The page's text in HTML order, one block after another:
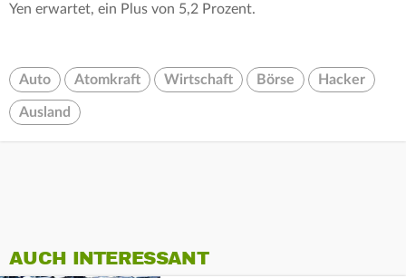
Yen erwartet, ein Plus von 5,2 Prozent.
Auto Atomkraft Wirtschaft Börse Hacker
Ausland
AUCH INTERESSANT